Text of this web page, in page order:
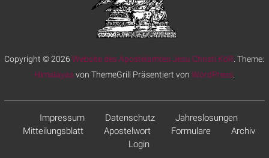
Copyright © 2026Website des Apostelamtes Jesu Christi KöR . Theme:
Himalayasvon ThemeGrill Präsentiert von WordPress.
Impressum Datenschutz
Jahreslosungen
Mitteilungsblatt
Apostelwort Formulare
Archiv
Login